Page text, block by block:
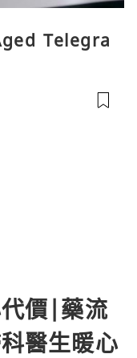
Telegra
價|藥流
醫生暖心